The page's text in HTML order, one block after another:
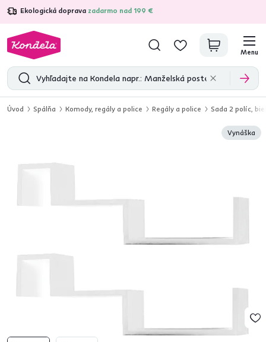
Ekologická doprava zadarmo nad 199 €
4,7 31 285overených produktových recenzií
Menu
Úvod Spálňa Komody, regály a police Regály a police Sada 2 políc,
Vynáška